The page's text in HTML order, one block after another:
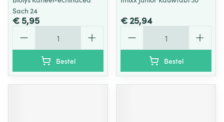
Sach 24
€ 5,95
Bestel
€ 25,94
Bestel